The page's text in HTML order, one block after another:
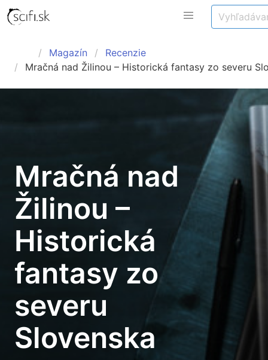
Magazín
Recenzie
Mračná nad Žilinou – Historická fantasy zo severu
Mračná nad
Žilinou –
Historická
fantasy zo
severu
Slovenska